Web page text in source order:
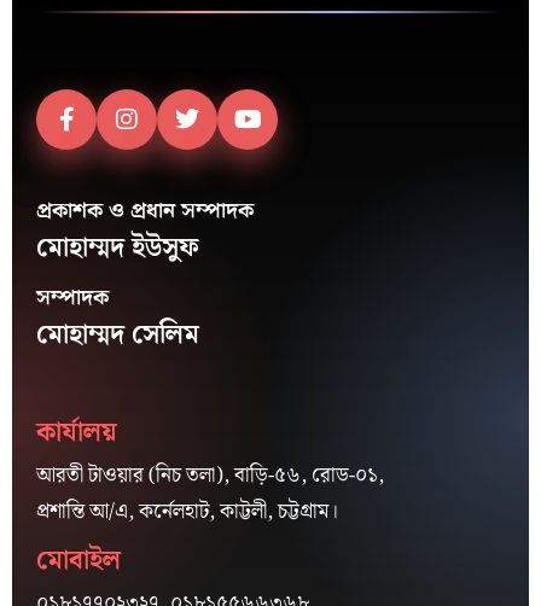
প্রকাশক ও প্রধান সম্পাদক
মোহাম্মদ ইউসুফ
সম্পাদক
মোহাম্মদ সেলিম
কার্যালয়
আরতী টাওয়ার (নিচ তলা), বাড়ি-৫৬, রোড-০১,
প্রশান্তি আ/এ, কর্নেলহাট, কাট্টলী, চট্টগ্রাম।
মোবাইল